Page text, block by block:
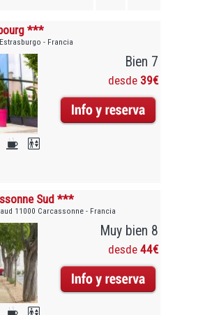
***
- Francia
Bien 7
desde 39€
Sud ***
11000 Carcassonne - Francia
Muy bien 8
desde 44€